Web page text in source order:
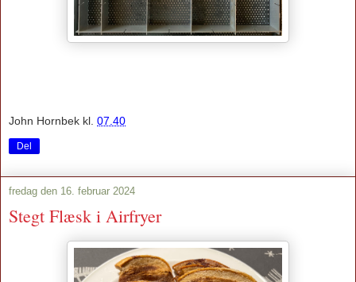
John Hornbek kl. 07.40
Del
fredag den 16. februar 2024
Stegt Flæsk i Airfryer